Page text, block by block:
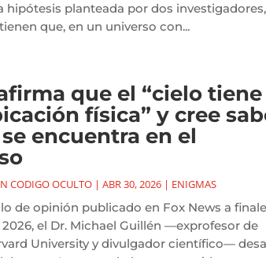
hipótesis planteada por dos investigadores,
que, en un universo con...
que el “cielo tiene
física” y cree
encuentra en el
CODIGO OCULTO| ABR 30, 2026| ENIGMAS
de opinión publicado en Fox News a
el Dr. Michael Guillén —exprofesor de
University y divulgador científico—